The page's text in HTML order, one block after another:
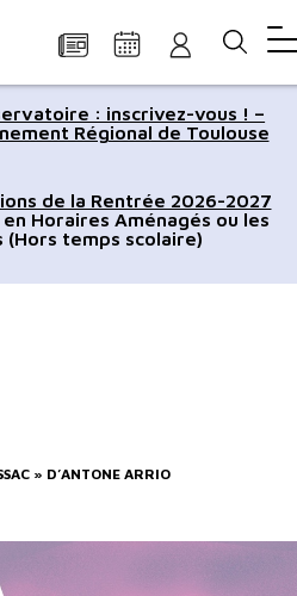
à
recherche
au
de
page
au
du
site
: inscrivez-vous ! –
Régional de Toulouse
de la Rentrée 2026-2027
Horaires Aménagés ou les
(Hors temps scolaire)
» D’ANTONE ARRIO